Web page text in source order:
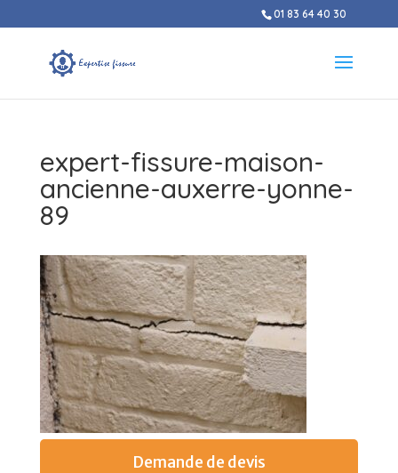
01 83 64 40 30
expert-fissure-maison-
ancienne-auxerre-yonne-
89
Demande de devis